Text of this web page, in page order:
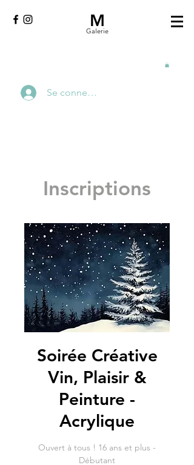
M
Galerie
Se connecter
Inscriptions
Soirée Créative
Vin, Plaisir &
Peinture -
Acrylique
Ouvert à tous ! 16 ans et plus -
Débutant